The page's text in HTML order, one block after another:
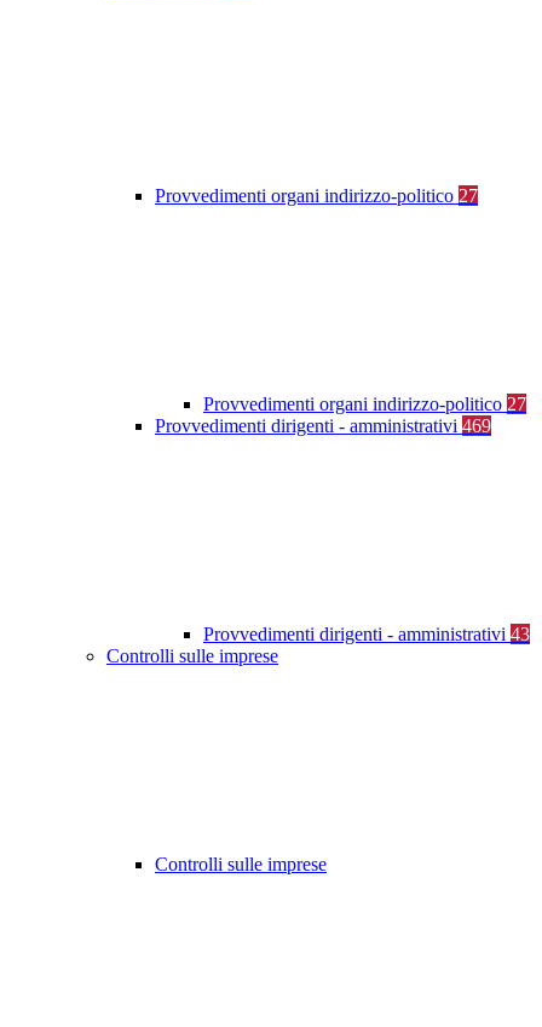
Provvedimenti organi indirizzo-politico 27
Provvedimenti organi indirizzo-politico 27
Provvedimenti dirigenti - amministrativi 469
Provvedimenti dirigenti - amministrativi 43
Controlli sulle imprese
Controlli sulle imprese